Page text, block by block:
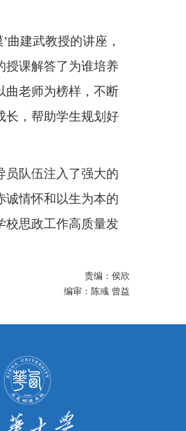
曲建武教授的讲座，
授课解答了为谁培养
曲老师为榜样，不断
长，帮助学生规划好
员队伍注入了强大的
诚情怀和以生为本的
校思政工作高质量发
责编：侯欣
编审：陈彧 曾益